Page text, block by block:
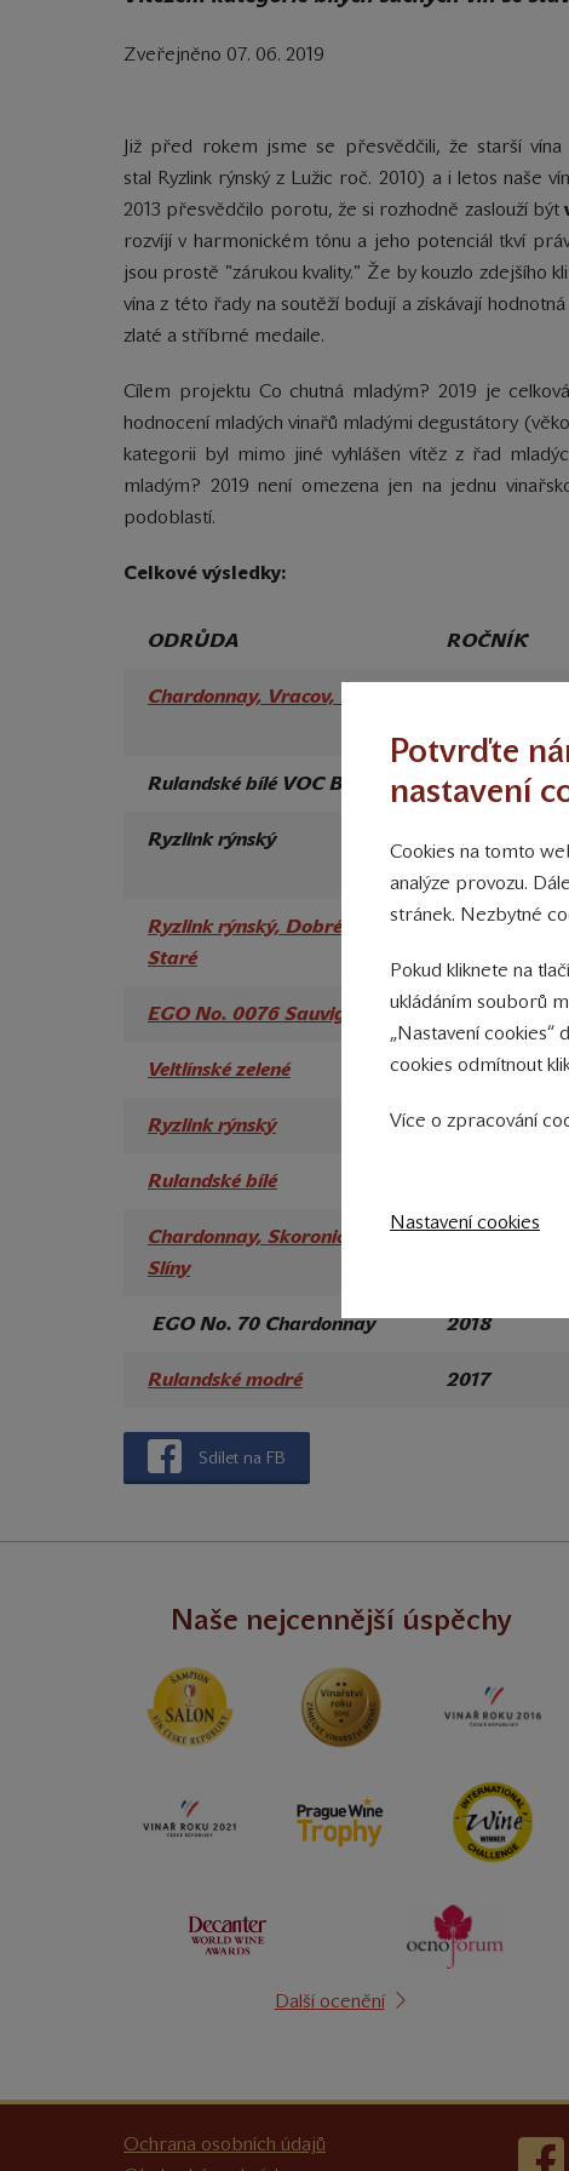
Zveřejněno 07. 06. 2019
Již před rokem jsme se přesvědčili, že starší
stal Ryzlink rýnský z Lužic roč. 2010) a i letos naše
2013 přesvědčilo porotu, že si rozhodně zaslouží být
rozvíjí v harmonickém tónu a jeho potenciál tkví
jsou prostě "zárukou kvality." Že by kouzlo
vína z této řady na soutěží bodují a získávají
zlaté a stříbrné medaile.
Cílem projektu Co chutná mladým? 2019 je
hodnocení mladých vinařů mladými degustátory
kategorii byl mimo jiné vyhlášen vítěz z řad
mladým? 2019 není omezena jen na jednu
podoblastí.
Celkové výsledky:
ODRŮDA ROČNÍK
Chardonnay, Vracov, Klínky
Rulandské bílé VOC Bzenec 2017
Ryzlink rýnský
Ryzlink rýnský, Dobré Pole,
Staré
2009
EGO No. 0076 Sauvignon 2017
Veltlínské zelené 2017
Ryzlink rýnský 2018
Rulandské bílé
Chardonnay, Skoronice,
Slíny
2011
EGO No. 70 Chardonnay 2018
Rulandské modré 2017
Sdílet na FB
Naše nejcennější úspěchy
Další ocenění
Ochrana osobních údajů
Potvrďte
nastavení
Cookies na tomto
analýze provozu.
stránek. Nezbytné
Pokud kliknete na
ukládáním souborů
„Nastavení
cookies odmítnout
Více o zpracování
Nastavení cookies